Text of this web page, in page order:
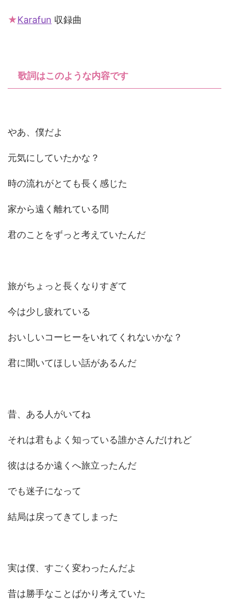
★Karafun 収録曲
歌詞はこのような内容です
やあ、僕だよ
元気にしていたかな？
時の流れがとても長く感じた
家から遠く離れている間
君のことをずっと考えていたんだ
旅がちょっと長くなりすぎて
今は少し疲れている
おいしいコーヒーをいれてくれないかな？
君に聞いてほしい話があるんだ
昔、ある人がいてね
それは君もよく知っている誰かさんだけれど
彼ははるか遠くへ旅立ったんだ
でも迷子になって
結局は戻ってきてしまった
実は僕、すごく変わったんだよ
昔は勝手なことばかり考えていた